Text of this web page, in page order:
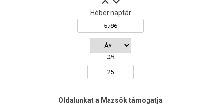
Héber naptár
אב
Oldalunkat a Mazsök támogatja